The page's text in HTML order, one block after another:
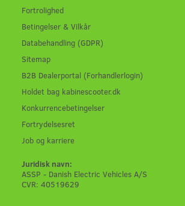
Fortrolighed
Betingelser & Vilkår
Databehandling (GDPR)
Sitemap
B2B Dealerportal (Forhandlerlogin)
Holdet bag kabinescooter.dk
Konkurrencebetingelser
Fortrydelsesret
Job og karriere
Juridisk navn:
ASSP - Danish Electric Vehicles A/S
CVR: 40519629